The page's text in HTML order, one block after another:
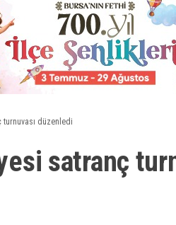
turnuvası düzenledi
satranç